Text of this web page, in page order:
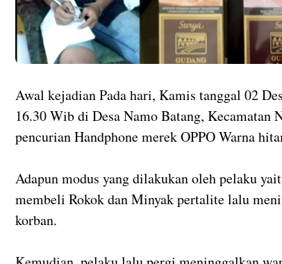
Awal kejadian Pada hari, Kamis tanggal 02
16.30 Wib di Desa Namo Batang, Kecamatan
pencurian Handphone merek OPPO Warna
Adapun modus yang dilakukan oleh pelaku
membeli Rokok dan Minyak pertalite lalu
korban.